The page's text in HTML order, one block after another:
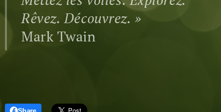
Rêvez. Découvrez. »
Mark Twain